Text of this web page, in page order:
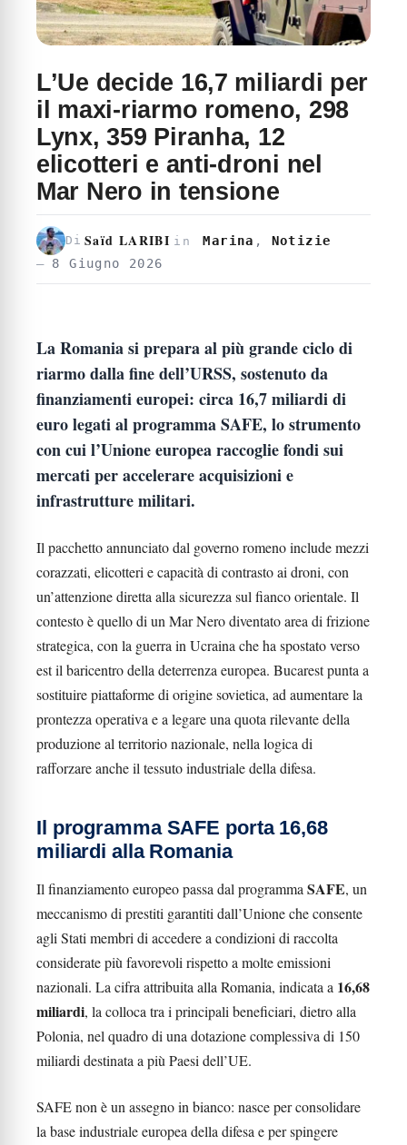
L’Ue decide 16,7 miliardi per
il maxi-riarmo romeno, 298
Lynx, 359 Piranha, 12
elicotteri e anti-droni nel
Mar Nero in tensione
8 Giugno 2026
Di Saïd LARIBI in Marina , Notizie
La Romania si prepara al più grande ciclo di
riarmo dalla fine dell’URSS, sostenuto da
finanziamenti europei: circa 16,7 miliardi di
euro legati al programma SAFE, lo strumento
con cui l’Unione europea raccoglie fondi sui
mercati per accelerare acquisizioni e
infrastrutture militari.
Il pacchetto annunciato dal governo romeno include mezzi
corazzati, elicotteri e capacità di contrasto ai droni, con
un’attenzione diretta alla sicurezza sul fianco orientale. Il
contesto è quello di un Mar Nero diventato area di frizione
strategica, con la guerra in Ucraina che ha spostato verso
est il baricentro della deterrenza europea. Bucarest punta a
sostituire piattaforme di origine sovietica, ad aumentare la
prontezza operativa e a legare una quota rilevante della
produzione al territorio nazionale, nella logica di
rafforzare anche il tessuto industriale della difesa.
Il programma SAFE porta 16,68
miliardi alla Romania
Il finanziamento europeo passa dal programma SAFE, un
meccanismo di prestiti garantiti dall’Unione che consente
agli Stati membri di accedere a condizioni di raccolta
considerate più favorevoli rispetto a molte emissioni
nazionali. La cifra attribuita alla Romania, indicata a 16,68
miliardi, la colloca tra i principali beneficiari, dietro alla
Polonia, nel quadro di una dotazione complessiva di 150
miliardi destinata a più Paesi dell’UE.
SAFE non è un assegno in bianco: nasce per consolidare
la base industriale europea della difesa e per spingere